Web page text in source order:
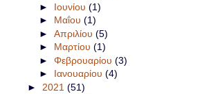
► Ιουνίου (1)
► Μαΐου (1)
► Απριλίου (5)
► Μαρτίου (1)
► Φεβρουαρίου (3)
► Ιανουαρίου (4)
► 2021 (51)